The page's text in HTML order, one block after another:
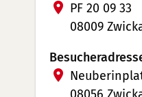
PF 20 09 33
08009